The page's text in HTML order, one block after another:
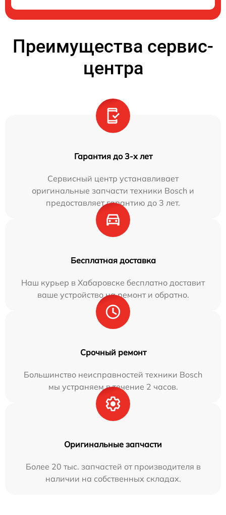
Преимущества сервис-
центра
Гарантия до 3-х лет
Сервисный центр устанавливает
оригинальные запчасти техники Bosch и
предоставляет гарантию до 3 лет.
Бесплатная доставка
Наш курьер в Хабаровске бесплатно доставит
ваше устройство на ремонт и обратно.
Срочный ремонт
Большинство неисправностей техники Bosch
мы устраняем в течение 2 часов.
Оригинальные запчасти
Более 20 тыс. запчастей от производителя в
наличии на собственных складах.